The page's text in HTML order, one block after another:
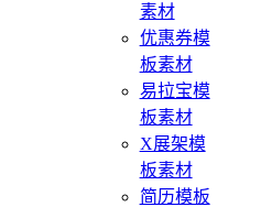
素材
优惠券模
板素材
易拉宝模
板素材
X展架模
板素材
简历模板